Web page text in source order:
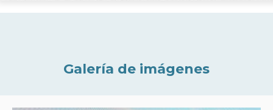
Galería de imágenes